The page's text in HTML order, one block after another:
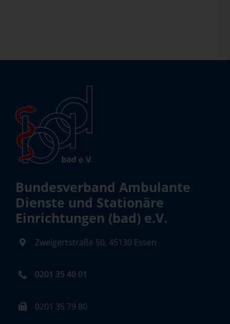
Bundesverband Ambulante
Dienste und Stationäre
Einrichtungen (bad) e.V.
Zweigertstraße 50, 45130 Essen
0201 35 40 01
0201 35 79 80